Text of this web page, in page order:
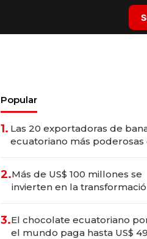
Popular
1. Las 20 exportadoras de
ecuatoriano más poderosas
2.Más de US$ 100 millones se
invierten en la
3.El chocolate ecuatoriano
el mundo paga hasta US$